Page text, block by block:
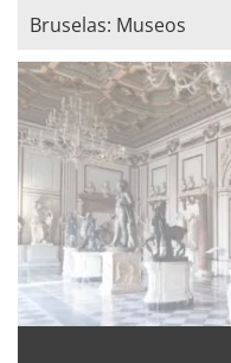
Bruselas: Museos